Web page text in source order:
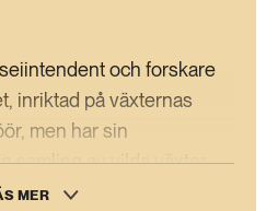
och forskare
inriktad på växternas
men har sin
samling av vilda växter
MER